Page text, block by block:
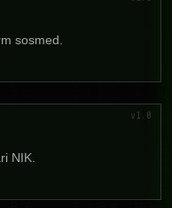
sosmed.
NIK.
v1.0